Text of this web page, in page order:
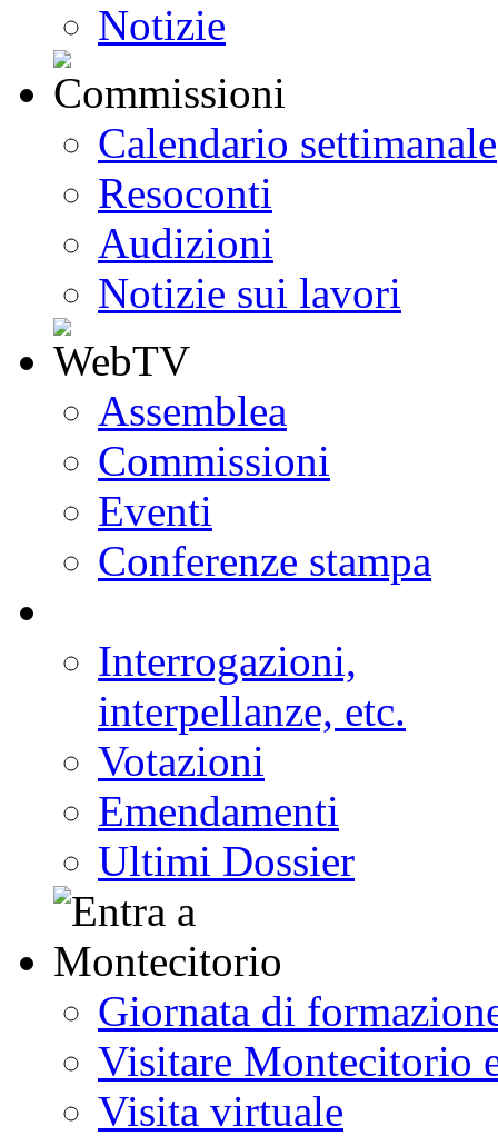
Notizie
Calendario settimanale
Resoconti
Audizioni
Notizie sui lavori
Assemblea
Commissioni
Eventi
Conferenze stampa
Interrogazioni,
interpellanze, etc.
Votazioni
Emendamenti
Ultimi Dossier
Giornata di
Visitare Montecitorio
Visita virtuale